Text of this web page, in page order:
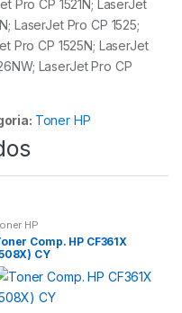
Pro CP 1521N; LaserJet
LaserJet Pro CP 1525;
Pro CP 1525N; LaserJet
LaserJet Pro CP
Toner HP
HP
Comp. HP CF361X
CY